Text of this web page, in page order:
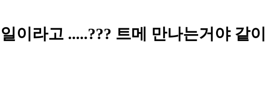
이라고 .....??? 트메 만나는거야 같이